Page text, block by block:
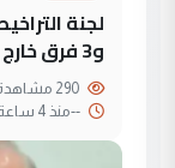
و3 فرق خارج الضوابط
--منذ 4 ساعة